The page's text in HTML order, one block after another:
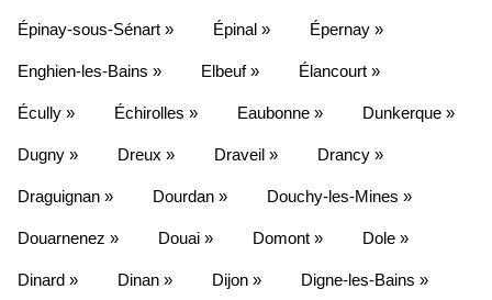
Épinay-sous-Sénart » Épinal » Épernay »
Enghien-les-Bains » Elbeuf » Élancourt »
Écully » Échirolles » Eaubonne » Dunkerque »
Dugny » Dreux » Draveil » Drancy »
Draguignan » Dourdan » Douchy-les-Mines »
Douarnenez » Douai » Domont » Dole »
Dinard » Dinan » Dijon » Digne-les-Bains »